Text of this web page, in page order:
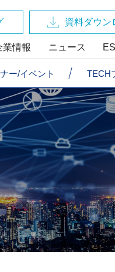
業情報 ニュース
資料ダウン
ー/イベント TECH